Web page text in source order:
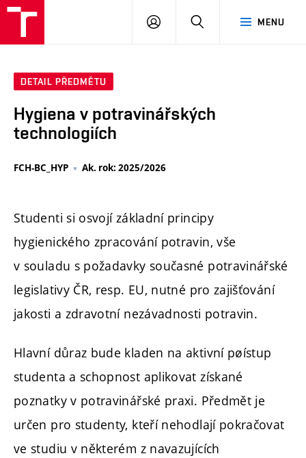
MENU
PŘIHLÁSIT
DETAIL PŘEDMĚTU
Hygiena v potravinářských
technologiích
FCH-BC_HYP Ak. rok: 2025/2026
Studenti si osvojí základní principy
hygienického zpracování potravin, vše
v souladu s požadavky současné potravinářské
legislativy ČR, resp. EU, nutné pro zajišťování
jakosti a zdravotní nezávadnosti potravin.
Hlavní důraz bude kladen na aktivní pøístup
studenta a schopnost aplikovat získané
poznatky v potravinářské praxi. Předmět je
určen pro studenty, kteří nehodlají pokračovat
ve studiu v některém z navazujících